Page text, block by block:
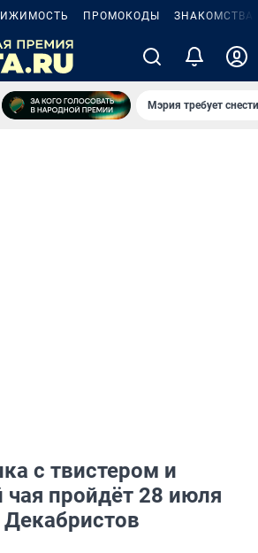
ПРОМОКОДЫ ЗНАКОМСТВА
Мэрия требует
с твистером и
чая пройдёт 28 июля